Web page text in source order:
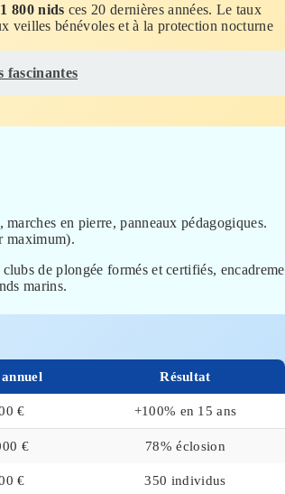
1 800 nids ces 20 dernières années. Le taux
veilles bénévoles et à la protection nocturne
fascinantes
en pierre, panneaux pédagogiques.
maximum).
de plongée formés et certifiés,
marins.
Résultat
€ +100% en 15 ans
€ 78% éclosion
€ 350 individus